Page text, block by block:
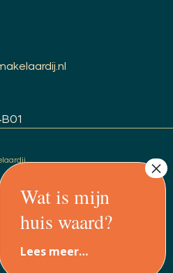
voorwaarden
Lees meer…